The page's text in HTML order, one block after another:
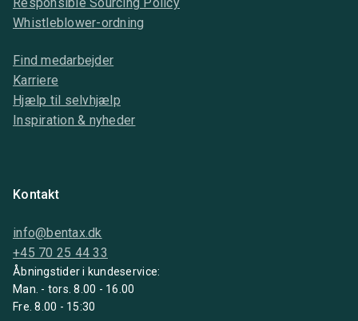
Whistleblower-ordning
Find medarbejder
Karriere
Hjælp til selvhjælp
Inspiration & nyheder
Kontakt
info@bentax.dk
+45 70 25 44 33
Åbningstider i kundeservice:
Man. - tors. 8.00 - 16.00
Fre. 8.00 - 15:30